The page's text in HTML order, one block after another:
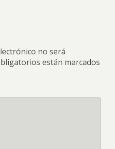
no será
están marcados